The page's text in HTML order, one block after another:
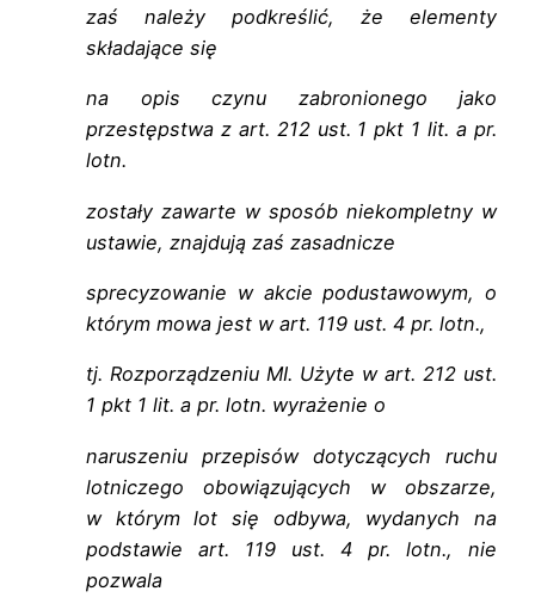
zaś należy podkreślić, że elementy
składające się
na opis czynu zabronionego jako
przestępstwa z art. 212 ust. 1 pkt 1 lit. a pr.
lotn.
zostały zawarte w sposób niekompletny w
ustawie, znajdują zaś zasadnicze
sprecyzowanie w akcie podustawowym, o
którym mowa jest w art. 119 ust. 4 pr. lotn.,
tj. Rozporządzeniu MI. Użyte w art. 212 ust.
1 pkt 1 lit. a pr. lotn. wyrażenie o
naruszeniu przepisów dotyczących ruchu
lotniczego obowiązujących w obszarze,
w którym lot się odbywa, wydanych na
podstawie art. 119 ust. 4 pr. lotn., nie
pozwala